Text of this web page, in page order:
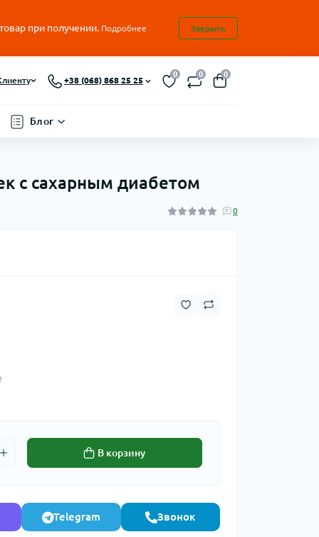
при получении. Подробнее Закрыть
+38 (068) 868 25 25
0 0 0
Блог
с сахарным диабетом
0
В корзину
Telegram Звонок